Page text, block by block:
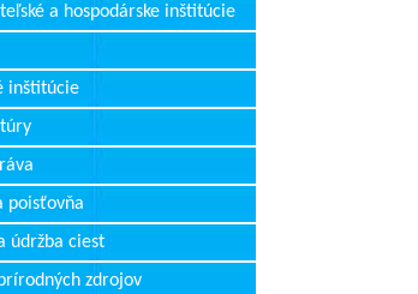
a hospodárske inštitúcie
inštitúcie
poisťovňa
údržba ciest
zdrojov